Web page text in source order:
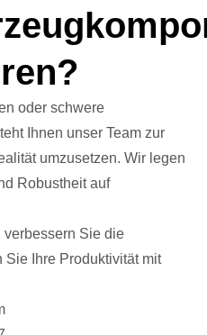
oder schwere
Ihnen unser Team zur
umzusetzen. Wir legen
Robustheit auf
verbessern Sie die
Ihre Produktivität mit